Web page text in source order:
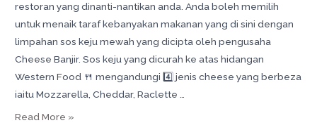
restoran yang dinanti-nantikan anda. Anda boleh memilih
untuk menaik taraf kebanyakan makanan yang di sini dengan
limpahan sos keju mewah yang dicipta oleh pengusaha
Cheese Banjir. Sos keju yang dicurah ke atas hidangan
Western Food 🍴 mengandungi 4️⃣ jenis cheese yang berbeza
iaitu Mozzarella, Cheddar, Raclette …
Read More »